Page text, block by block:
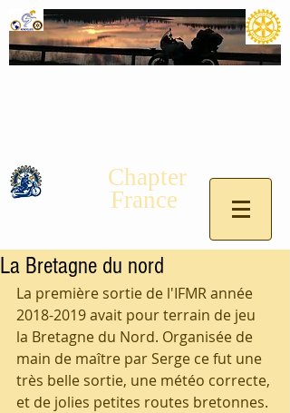
Chapter
France
La Bretagne du nord
La première sortie de l'IFMR année
2018-2019 avait pour terrain de jeu
la Bretagne du Nord. Organisée de
main de maître par Serge ce fut une
très belle sortie, une météo correcte,
et de jolies petites routes bretonnes.